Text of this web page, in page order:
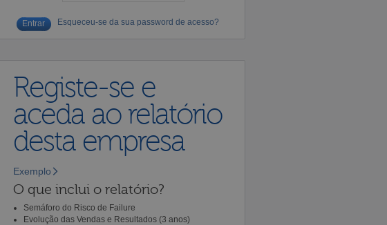
Esqueceu-se da sua password de acesso?
Registe-se e
aceda ao relatório
desta empresa
Exemplo
O que inclui o relatório?
Semáforo do Risco de Failure
Evolução das Vendas e Resultados (3 anos)